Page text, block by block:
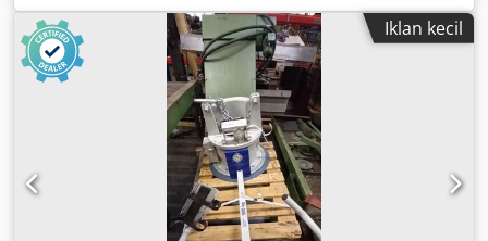
poros:90 mm, diameter rol:260 mm, kecepatan rotasi
(min.):8 rpm , kecepatan rotasi (maks.):8 rpm
, berat
keseluruhan:
1.000 kg, panjang total:1.260 mm
total:
, tinggi total: 1.260 mm
, tegangan masuk:380 V, jenis arus masuk:
, kecepatan operasi: 8 mm/dtk, diameter rol:
dokumentasi / manual, henti darurat
Profilbiegemaschine mit Abtriebswellen 90 mm –
Rohrbiegemaschine MARGI CA90H2 Baujahr 2007
Wellenabtrieb: 90 mm Satz Universalwalzen: 260 mm
Iklan kecil